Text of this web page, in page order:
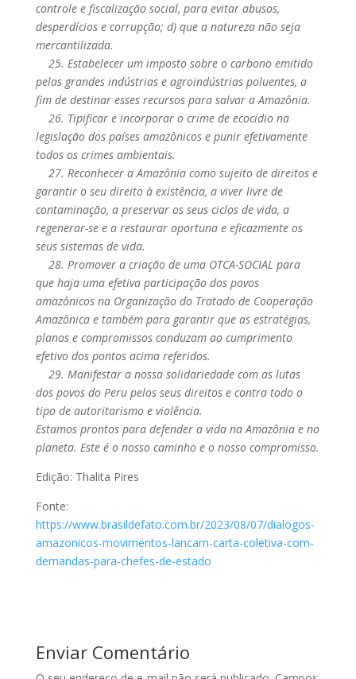
controle e fiscalização social, para evitar abusos,
desperdícios e corrupção; d) que a natureza não seja
mercantilizada.
25. Estabelecer um imposto sobre o carbono emitido
pelas grandes indústrias e agroindústrias poluentes, a
fim de destinar esses recursos para salvar a Amazônia.
26. Tipificar e incorporar o crime de ecocídio na
legislação dos países amazônicos e punir efetivamente
todos os crimes ambientais.
27. Reconhecer a Amazônia como sujeito de direitos e
garantir o seu direito à existência, a viver livre de
contaminação, a preservar os seus ciclos de vida, a
regenerar-se e a restaurar oportuna e eficazmente os
seus sistemas de vida.
28. Promover a criação de uma OTCA-SOCIAL para
que haja uma efetiva participação dos povos
amazônicos na Organização do Tratado de Cooperação
Amazônica e também para garantir que as estratégias,
planos e compromissos conduzam ao cumprimento
efetivo dos pontos acima referidos.
29. Manifestar a nossa solidariedade com as lutas
dos povos do Peru pelos seus direitos e contra todo o
tipo de autoritarismo e violência.
Estamos prontos para defender a vida na Amazônia e no
planeta. Este é o nosso caminho e o nosso compromisso.
Edição: Thalita Pires
Fonte:
https://www.brasildefato.com.br/2023/08/07/dialogos-
amazonicos-movimentos-lancam-carta-coletiva-com-
demandas-para-chefes-de-estado
Enviar Comentário